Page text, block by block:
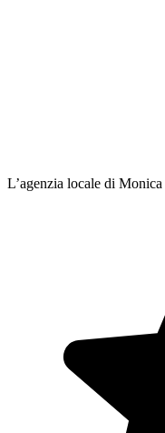
L’agenzia locale di Monica